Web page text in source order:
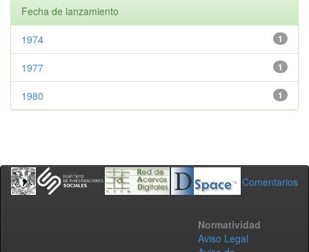
Fecha de lanzamiento
1
1974
1
1977
1
1980
Comentarios
Normatividad
Aviso Legal